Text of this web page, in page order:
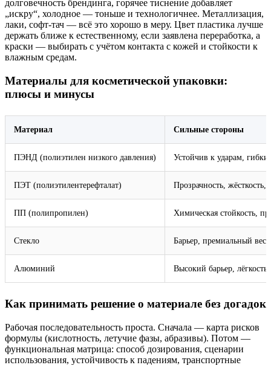
долговечность брендинга, горячее тиснение добавляет
„искру“, холодное — тоньше и технологичнее. Металлизация,
лаки, софт‑тач — всё это хорошо в меру. Цвет пластика лучше
держать ближе к естественному, если заявлена переработка, а
краски — выбирать с учётом контакта с кожей и стойкости к
влажным средам.
Материалы для косметической упаковки:
плюсы и минусы
Материал Сильные стороны
ПЭНД (полиэтилен низкого давления) Устойчив к ударам,
ПЭТ (полиэтилентерефталат) Прозрачность,
ПП (полипропилен) Химическая стойкость,
Стекло Барьер, премиальный вес,
Алюминий Высокий барьер,
Как принимать решение о материале без догадок
Рабочая последовательность проста. Сначала — карта рисков
формулы (кислотность, летучие фазы, абразивы). Потом —
функциональная матрица: способ дозирования, сценарии
использования, устойчивость к падениям, транспортные